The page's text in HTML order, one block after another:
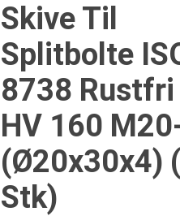
Skive Til
Splitbolte
8738 Rustfri
HV 160
(Ø20x30x4)
Stk)